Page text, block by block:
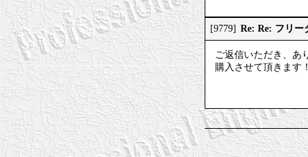
[9779] Re: Re: フリー
ご返信いただき、あ
購入させて頂きます！